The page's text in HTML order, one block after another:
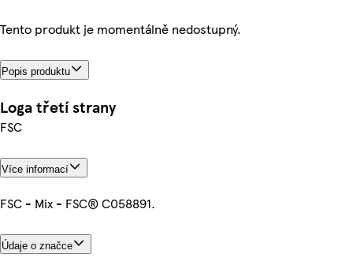
Tento produkt je momentálně nedostupný.
Popis produktu
Loga třetí strany
FSC
Více informací
FSC - Mix - FSC® C058891.
Údaje o značce